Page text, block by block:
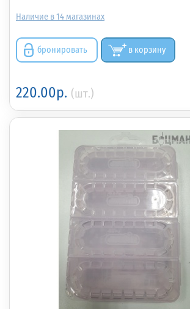
14
бронировать в корзину
220.00р. (шт.)